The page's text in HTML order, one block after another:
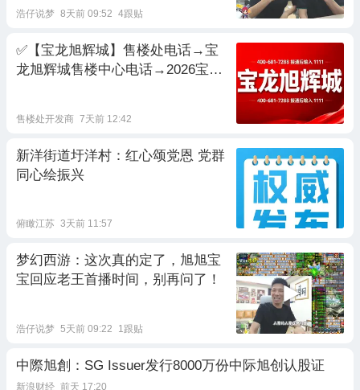
浩仔说梦 8天前 09:52 4跟贴
✅【宝龙旭辉城】售楼处电话→宝
龙旭辉城售楼中心电话→2026宝龙
中心电话
售楼处开发商 7天前 12:42
新洋街道圩洋村：红心颂党恩 党群
同心绘振兴
俯瞰江苏 3天前 11:57
梦幻西游：这次真的定了，旭旭宝
宝回应老王首播时间，别再问了！
浩仔说梦 5天前 09:22 1跟贴
中際旭創：SG Issuer发行8000万份中际旭创认股证
新浪财经 前天 17:20